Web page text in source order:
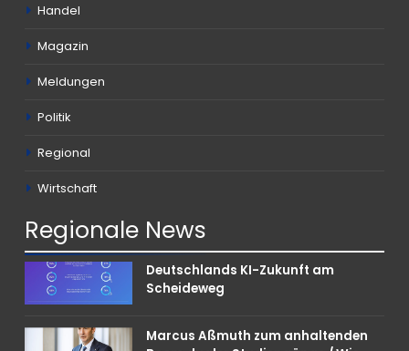
Handel
Magazin
Meldungen
Politik
Regional
Wirtschaft
Regionale News
Deutschlands KI-Zukunft am
Scheideweg
Marcus Aßmuth zum anhaltenden